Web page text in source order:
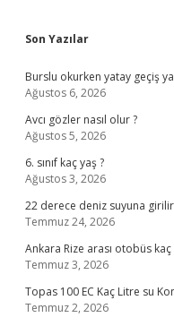
Sidebar
Son Yazılar
Burslu okurken yatay geçiş
Ağustos 6, 2026
Avcı gözler nasıl olur ?
Ağustos 5, 2026
6. sınıf kaç yaş ?
Ağustos 3, 2026
22 derece deniz suyuna
Temmuz 24, 2026
Ankara Rize arası otobüs
Temmuz 3, 2026
Topas 100 EC Kaç Litre su
Temmuz 2, 2026